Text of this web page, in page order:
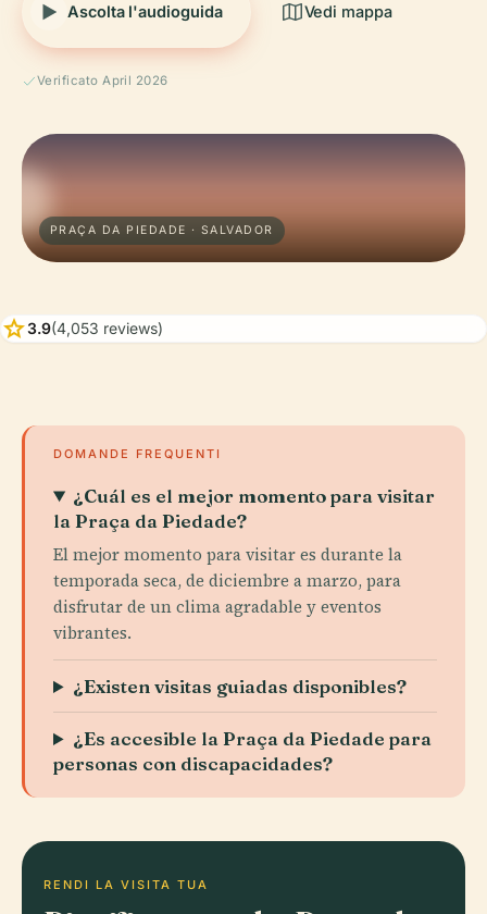
Ascolta l'audioguida Vedi mappa
Verificato April 2026
PRAÇA DA PIEDADE · SALVADOR
star3.9(4,053 reviews)
DOMANDE FREQUENTI
¿Cuál es el mejor momento para visitar
la Praça da Piedade?
El mejor momento para visitar es durante la
temporada seca, de diciembre a marzo, para
disfrutar de un clima agradable y eventos
vibrantes.
¿Existen visitas guiadas disponibles?
¿Es accesible la Praça da Piedade para
personas con discapacidades?
RENDI LA VISITA TUA